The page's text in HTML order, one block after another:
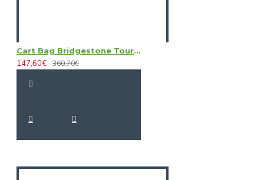
Cart Bag Bridgestone TourB Light
147,60€ 360,70€